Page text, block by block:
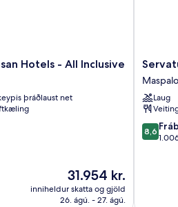
Hotels - All Inclusive
þráðlaust net
Verðið
er
31.954 kr.
31.954 kr.
inniheldur skatta og gjöld
26. ágú. - 27. ágú.
Servatur
Don
Miguel
-
Adults
Only
Laug
8.6
af
8,6